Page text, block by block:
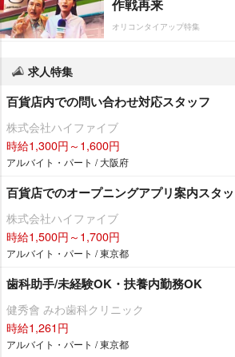
作戦再来
オリコンタイアップ特集
求人特集
百貨店内での問い合わせ対応スタッフ
株式会社ハイファイブ
時給1,300円～1,600円
アルバイト・パート / 大阪府
百貨店でのオープニングアプリ案内スタ
株式会社ハイファイブ
時給1,500円～1,700円
アルバイト・パート / 東京都
歯科助手/未経験OK・扶養内勤務OK
健秀會 みわ歯科クリニック
時給1,261円
アルバイト・パート / 東京都